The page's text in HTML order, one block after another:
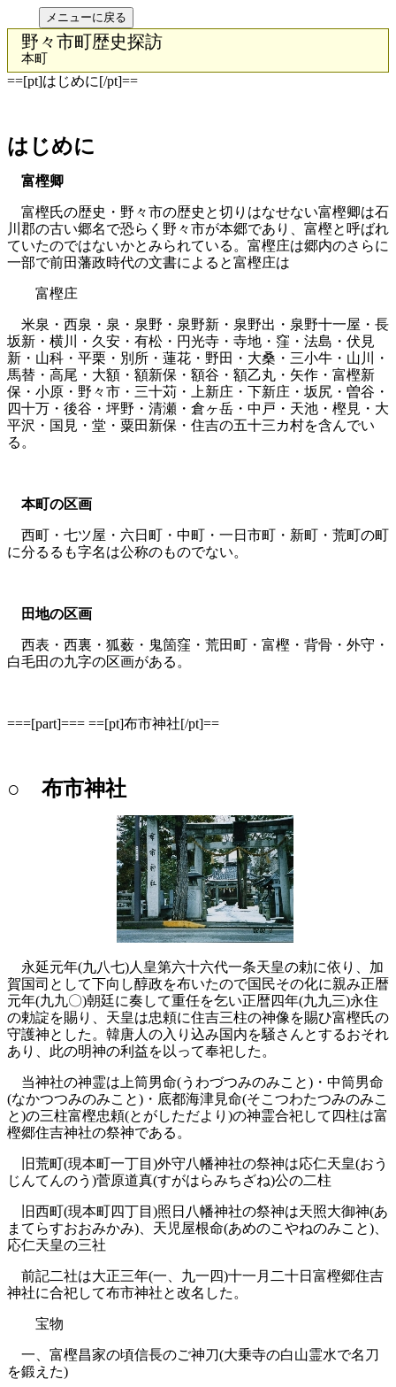
野々市町歴史探訪
本町
==[pt]はじめに[/pt]==
はじめに
富樫卿
富樫氏の歴史・野々市の歴史と切りはなせない富樫卿は石
川郡の古い郷名で恐らく野々市が本郷であり、富樫と呼ばれ
ていたのではないかとみられている。富樫庄は郷内のさらに
一部で前田藩政時代の文書によると富樫庄は
富樫庄
米泉・西泉・泉・泉野・泉野新・泉野出・泉野十一屋・長
坂新・横川・久安・有松・円光寺・寺地・窪・法島・伏見
新・山科・平栗・別所・蓮花・野田・大桑・三小牛・山川・
馬替・高尾・大額・額新保・額谷・額乙丸・矢作・富樫新
保・小原・野々市・三十苅・上新庄・下新庄・坂尻・曽谷・
四十万・後谷・坪野・清瀬・倉ヶ岳・中戸・天池・樫見・大
平沢・国見・堂・粟田新保・住吉の五十三カ村を含んでい
る。
本町の区画
西町・七ツ屋・六日町・中町・一日市町・新町・荒町の町
に分るるも字名は公称のものでない。
田地の区画
西表・西裏・狐薮・鬼箇窪・荒田町・富樫・背骨・外守・
白毛田の九字の区画がある。
===[part]=== ==[pt]布市神社[/pt]==
○ 布市神社
永延元年(九八七)人皇第六十六代一条天皇の勅に依り、加
賀国司として下向し醇政を布いたので国民その化に親み正暦
元年(九九〇)朝廷に奏して重任を乞い正暦四年(九九三)永住
の勅諚を賜り、天皇は忠頼に住吉三柱の神像を賜ひ富樫氏の
守護神とした。韓唐人の入り込み国内を騒さんとするおそれ
あり、此の明神の利益を以って奉祀した。
当神社の神霊は上筒男命(うわづつみのみこと)・中筒男命
(なかつつみのみこと)・底都海津見命(そこつわたつみのみこ
と)の三柱富樫忠頼(とがしただより)の神霊合祀して四柱は富
樫郷住吉神社の祭神である。
旧荒町(現本町一丁目)外守八幡神社の祭神は応仁天皇(おう
じんてんのう)菅原道真(すがはらみちざね)公の二柱
旧西町(現本町四丁目)照日八幡神社の祭神は天照大御神(あ
まてらすおおみかみ)、天児屋根命(あめのこやねのみこと)、
応仁天皇の三社
前記二社は大正三年(一、九一四)十一月二十日富樫郷住吉
神社に合祀して布市神社と改名した。
宝物
一、富樫昌家の頃信長のご神刀(大乗寺の白山霊水で名刀
を鍛えた)